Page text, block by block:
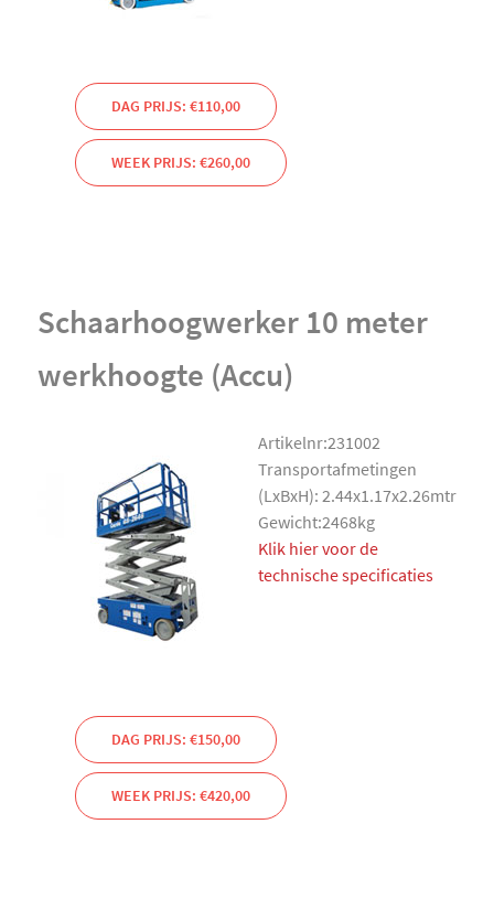
DAG PRIJS: €110,00
WEEK PRIJS: €260,00
Schaarhoogwerker 10 meter
werkhoogte (Accu)
Artikelnr:231002
Transportafmetingen
(LxBxH): 2.44x1.17x2.26mtr
Gewicht:2468kg
Klik hier voor de
technische specificaties
DAG PRIJS: €150,00
WEEK PRIJS: €420,00